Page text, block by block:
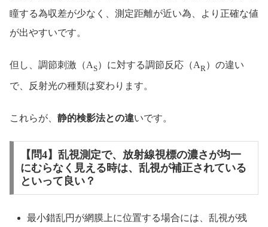
瞳する為収差が少なく、測定距離が近い為、より正確な値
が出やすいです。
但し、調節刺激（AS）に対する調節反応（AR ）の違い
で、反射光の種類は変わります。
これらが、 静的検影法との違いです。
【問4】乱視測定で、放射線視標の濃さが均一
にむらなく見える時は、乱視が補正されている
といって良い？
最小錯乱円が網膜上に位置する場合には、乱視が残